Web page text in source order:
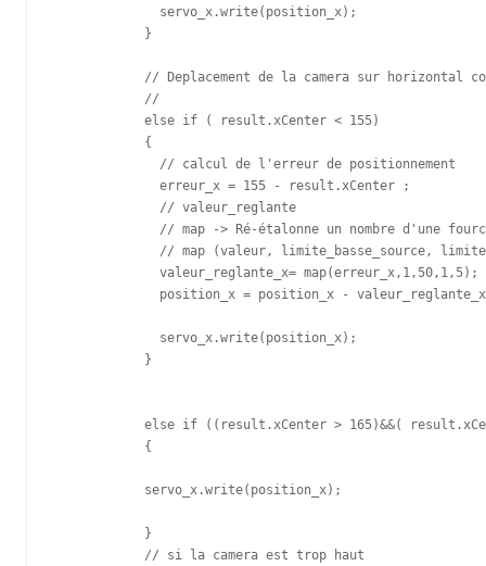
              servo_x.write(position_x);
            }
// Deplacement de la camera sur horizontal
            //
            else if ( result.xCenter < 155)
            {
              // calcul de l'erreur de positionnement
              erreur_x = 155 - result.xCenter ;
              // valeur_reglante
// map -> Ré-étalonne un nombre d'une
// map (valeur, limite_basse_source,
              valeur_reglante_x= map(erreur_x,1,50,1,5);
position_x = position_x -
              servo_x.write(position_x);
            }
else if ((result.xCenter > 165)&&(
            {
            servo_x.write(position_x);
            }
            // si la camera est trop haut